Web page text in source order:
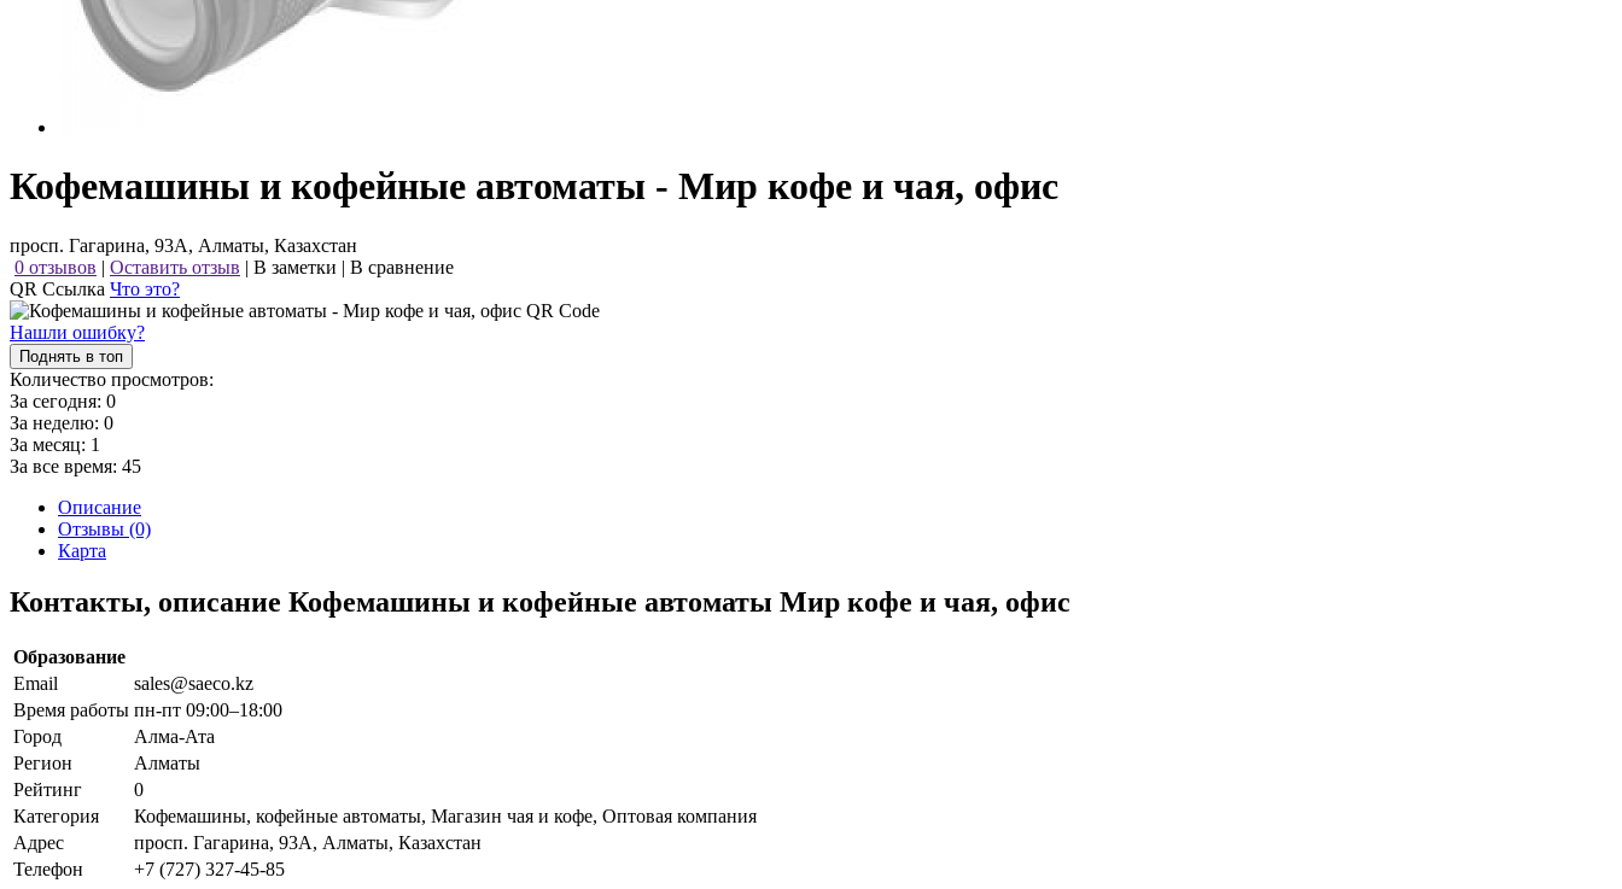
Кофемашины и кофейные автоматы - Мир кофе и чая, офис
просп. Гагарина, 93А, Алматы, Казахстан
0 отзывов | Оставить отзыв | В заметки | В сравнение
QR Ссылка Что это?
Нашли ошибку?
Поднять в топ
Количество просмотров:
За сегодня: 0
За неделю: 0
За месяц: 1
За все время: 45
Описание
Отзывы (0)
Карта
Контакты, описание Кофемашины и кофейные автоматы Мир кофе и чая, офис
Образование
Email
sales@saeco.kz
Время работы пн-пт 09:00–18:00
Город
Алма-Ата
Регион
Алматы
Рейтинг
0
Категория
Кофемашины, кофейные автоматы, Магазин чая и кофе, Оптовая компания
Адрес
просп. Гагарина, 93А, Алматы, Казахстан
Телефон
+7 (727) 327-45-85